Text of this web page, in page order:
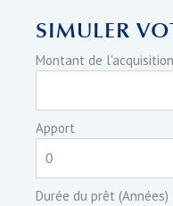
SIMULER
Montant de l'acquisition
Apport
Durée du prêt (Années)